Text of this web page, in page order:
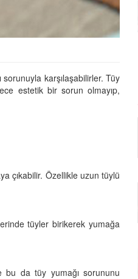
karşılaşabilirler. Tüy
estetik bir sorun olmayıp,
çıkabilir. Özellikle uzun tüylü
tüyler birikerek yumağa
da tüy yumağı sorununu
Kedilerde Pire Nasıl
22.05.2020
Neden Dört Ayak
22.09.2025